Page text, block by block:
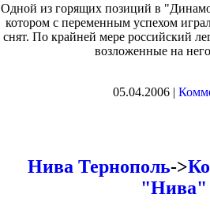
Одной из горящих позиций в
котором с переменным успехом
снят. По крайней мере российский
возложенные на
05.04.2006 |
Нива Тернополь->
"Нива"